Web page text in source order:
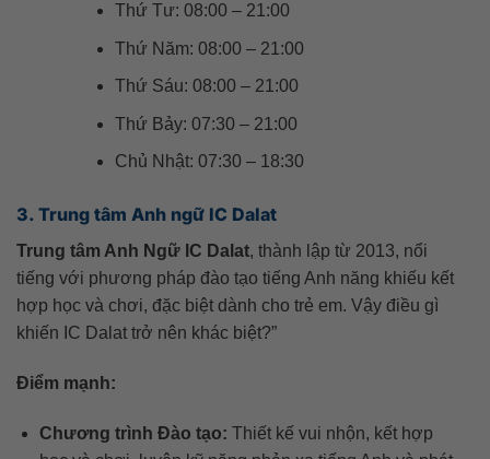
Thứ Tư: 08:00 – 21:00
Thứ Năm: 08:00 – 21:00
Thứ Sáu: 08:00 – 21:00
Thứ Bảy: 07:30 – 21:00
Chủ Nhật: 07:30 – 18:30
3. Trung tâm Anh ngữ IC Dalat
Trung tâm Anh Ngữ IC Dalat, thành lập từ 2013, nổi
tiếng với phương pháp đào tạo tiếng Anh năng khiếu kết
hợp học và chơi, đặc biệt dành cho trẻ em. Vậy điều gì
khiến IC Dalat trở nên khác biệt?”
Điểm mạnh:
Chương trình Đào tạo: Thiết kế vui nhộn, kết hợp